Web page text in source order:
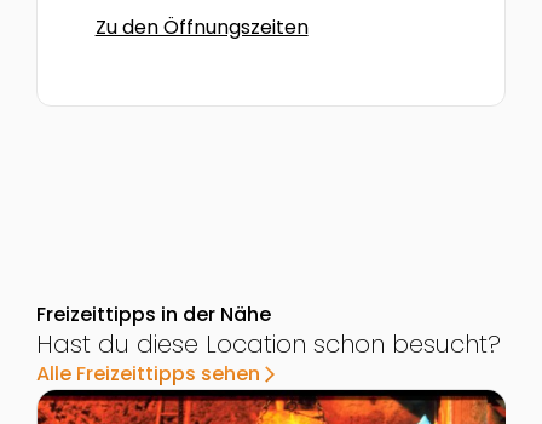
Zu den Öffnungszeiten
Freizeittipps in der Nähe
Hast du diese Location schon besucht?
Alle Freizeittipps sehen arrow_forward_ios
Zur Detailseite von Schwazer Silberbergwerk